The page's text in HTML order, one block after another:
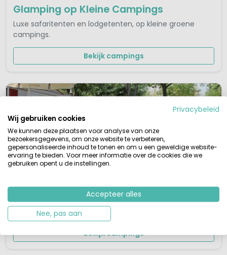
Glamping op Kleine Campings
Luxe safaritenten en lodgetenten, op kleine groene
campings.
Bekijk campings
Honden Welkom
Samen met je viervoeter op pad.
Bekijk campings
Privacybeleid
Wij gebruiken cookies
We kunnen deze plaatsen voor analyse van onze
bezoekersgegevens, om onze website te verbeteren,
gepersonaliseerde inhoud te tonen en om u een geweldige website-
ervaring te bieden. Voor meer informatie over de cookies die we
gebruiken opent u de instellingen.
Accepteer alles
Nee, pas aan